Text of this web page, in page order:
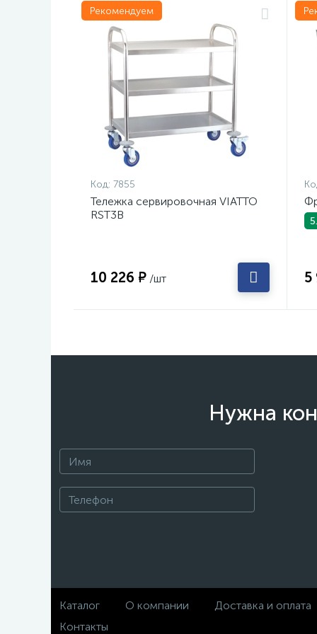
Рекомендуем
Код: 7855
Тележка сервировочная VIATTO
RST3B
10 226 ₽ /шт 5
Нужна
Каталог О компании
Доставка и оплата
Контакты